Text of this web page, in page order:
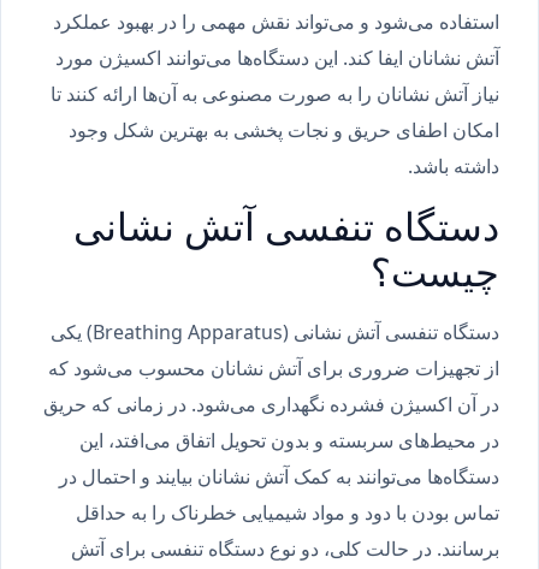
استفاده می‌شود و می‌تواند نقش مهمی را در بهبود عملکرد
آتش نشانان ایفا کند. این دستگاه‌ها می‌توانند اکسیژن مورد
نیاز آتش نشانان را به صورت مصنوعی به آن‌ها ارائه کنند تا
امکان اطفای حریق و نجات پخشی به بهترین شکل وجود
داشته باشد.
دستگاه تنفسی آتش نشانی
چیست؟
دستگاه تنفسی آتش نشانی (Breathing Apparatus) یکی
از تجهیزات ضروری برای آتش نشانان محسوب می‌شود که
در آن اکسیژن فشرده نگهداری می‌شود. در زمانی که حریق
در محیط‌های سربسته و بدون تحویل اتفاق می‌افتد، این
دستگاه‌ها می‌توانند به کمک آتش نشانان بیایند و احتمال در
تماس بودن با دود و مواد شیمیایی خطرناک را به حداقل
برسانند. در حالت کلی، دو نوع دستگاه تنفسی برای آتش